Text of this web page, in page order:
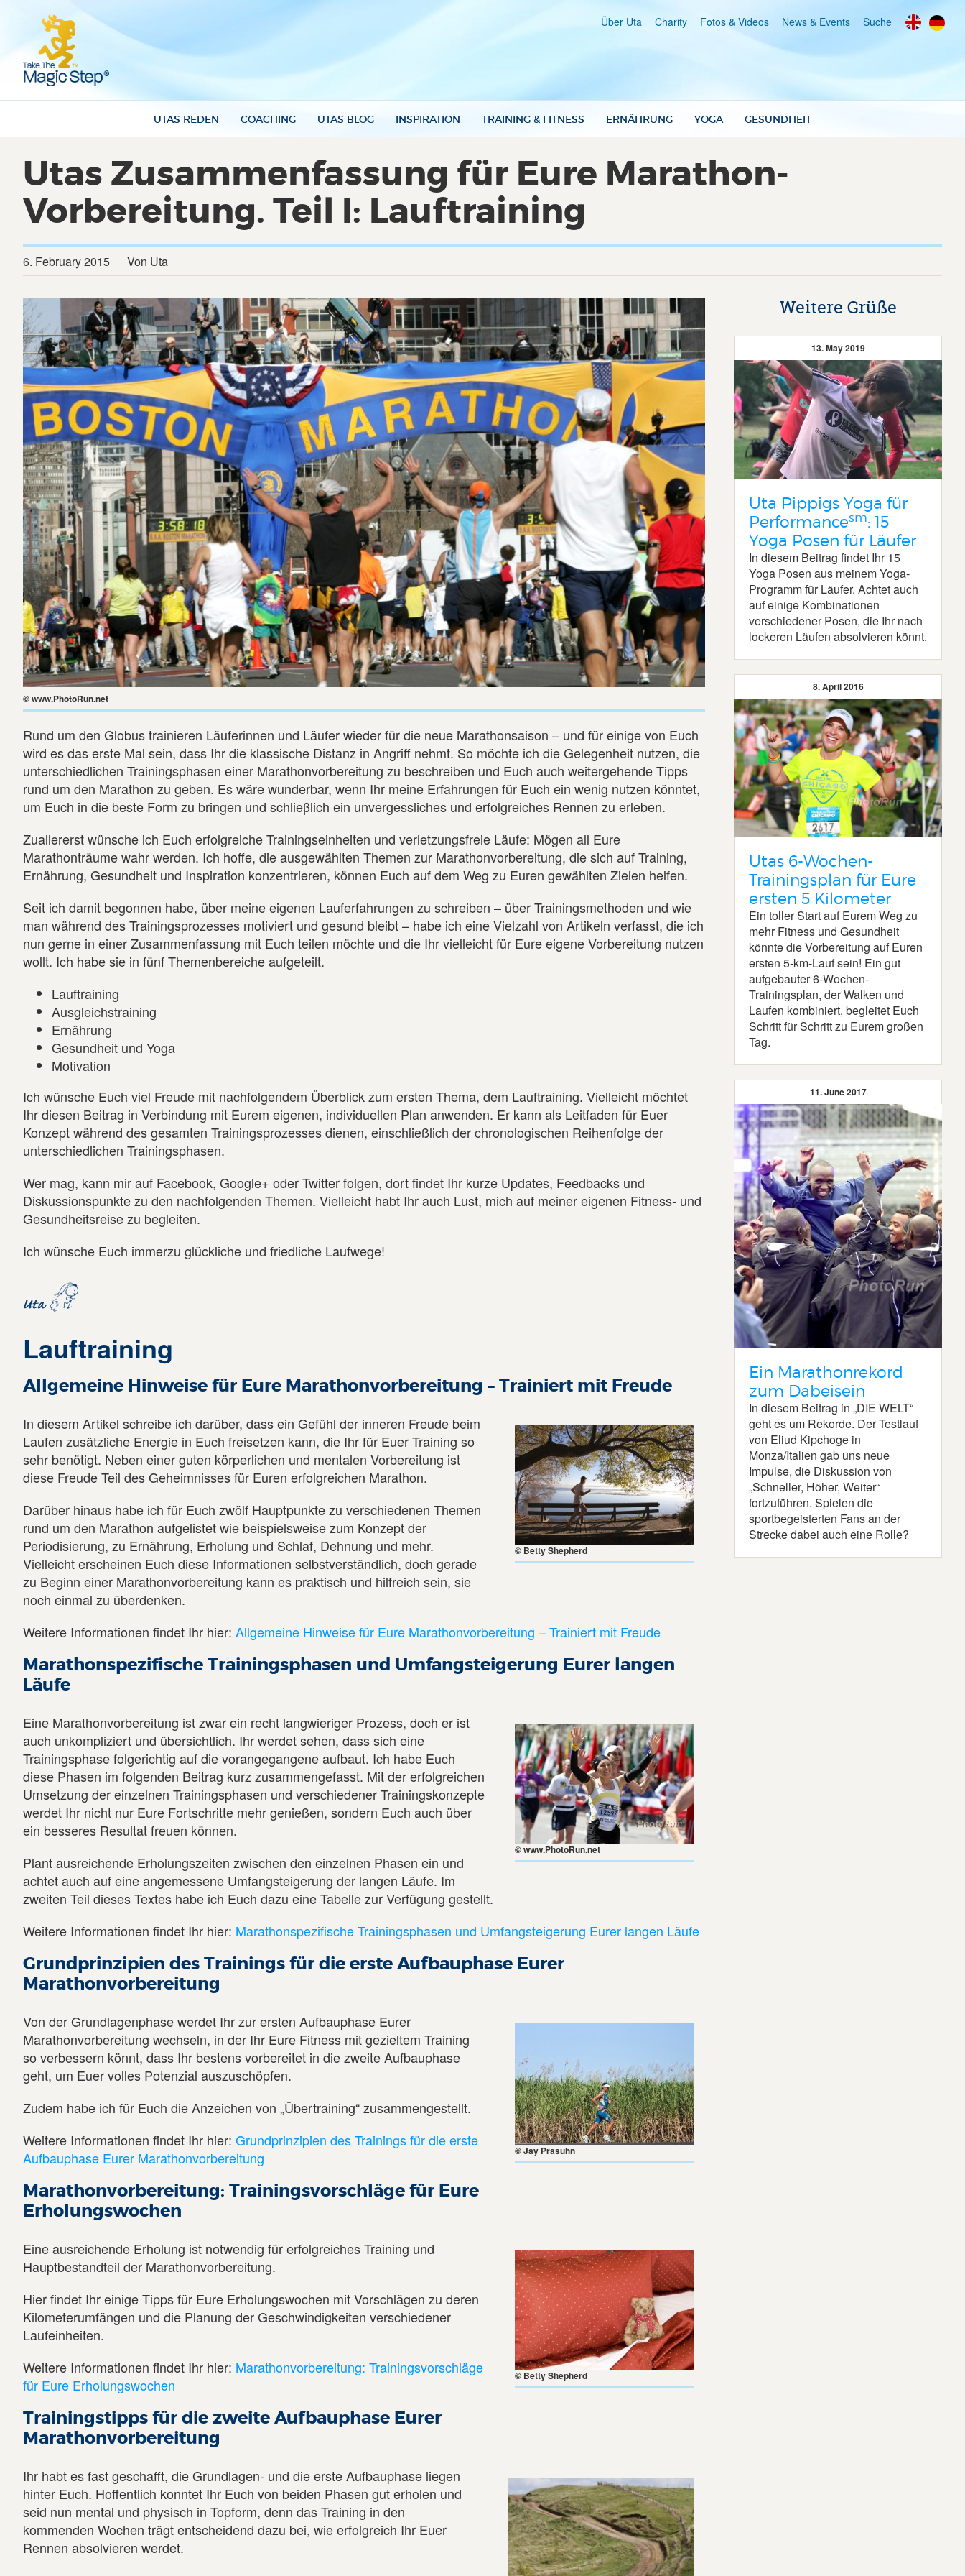
UTAS REDEN COACHING UTAS BLOG INSPIRATION TRAINING & FITNESS ERNÄHRUNG YOGA GESUNDHEIT
Über Uta Charity Fotos & Videos News & Events Suche
Utas Zusammenfassung für Eure Marathon-
Vorbereitung. Teil I: Lauftraining
6. February 2015 Von Uta
© www.PhotoRun.net
Rund um den Globus trainieren Läuferinnen und Läufer wieder für die neue Marathonsaison – und für einige von Euch
wird es das erste Mal sein, dass Ihr die klassische Distanz in Angriff nehmt. So möchte ich die Gelegenheit nutzen, die
unterschiedlichen Trainingsphasen einer Marathonvorbereitung zu beschreiben und Euch auch weitergehende Tipps
rund um den Marathon zu geben. Es wäre wunderbar, wenn Ihr meine Erfahrungen für Euch ein wenig nutzen könntet,
um Euch in die beste Form zu bringen und schlieβlich ein unvergessliches und erfolgreiches Rennen zu erleben.
Zuallererst wünsche ich Euch erfolgreiche Trainingseinheiten und verletzungsfreie Läufe: Mögen all Eure
Marathonträume wahr werden. Ich hoffe, die ausgewählten Themen zur Marathonvorbereitung, die sich auf Training,
Ernährung, Gesundheit und Inspiration konzentrieren, können Euch auf dem Weg zu Euren gewählten Zielen helfen.
Seit ich damit begonnen habe, über meine eigenen Lauferfahrungen zu schreiben – über Trainingsmethoden und wie
man während des Trainingsprozesses motiviert und gesund bleibt – habe ich eine Vielzahl von Artikeln verfasst, die ich
nun gerne in einer Zusammenfassung mit Euch teilen möchte und die Ihr vielleicht für Eure eigene Vorbereitung nutzen
wollt. Ich habe sie in fünf Themenbereiche aufgeteilt.
Lauftraining
Ausgleichstraining
Ernährung
Gesundheit und Yoga
Motivation
Ich wünsche Euch viel Freude mit nachfolgendem Überblick zum ersten Thema, dem Lauftraining. Vielleicht möchtet
Ihr diesen Beitrag in Verbindung mit Eurem eigenen, individuellen Plan anwenden. Er kann als Leitfaden für Euer
Konzept während des gesamten Trainingsprozesses dienen, einschließlich der chronologischen Reihenfolge der
unterschiedlichen Trainingsphasen.
Wer mag, kann mir auf Facebook, Google+ oder Twitter folgen, dort findet Ihr kurze Updates, Feedbacks und
Diskussionspunkte zu den nachfolgenden Themen. Vielleicht habt Ihr auch Lust, mich auf meiner eigenen Fitness- und
Gesundheitsreise zu begleiten.
Ich wünsche Euch immerzu glückliche und friedliche Laufwege!
Lauftraining
Allgemeine Hinweise für Eure Marathonvorbereitung – Trainiert mit Freude
© Betty Shepherd
In diesem Artikel schreibe ich darüber, dass ein Gefühl der inneren Freude beim
Laufen zusätzliche Energie in Euch freisetzen kann, die Ihr für Euer Training so
sehr benötigt. Neben einer guten körperlichen und mentalen Vorbereitung ist
diese Freude Teil des Geheimnisses für Euren erfolgreichen Marathon.
Darüber hinaus habe ich für Euch zwölf Hauptpunkte zu verschiedenen Themen
rund um den Marathon aufgelistet wie beispielsweise zum Konzept der
Periodisierung, zu Ernährung, Erholung und Schlaf, Dehnung und mehr.
Vielleicht erscheinen Euch diese Informationen selbstverständlich, doch gerade
zu Beginn einer Marathonvorbereitung kann es praktisch und hilfreich sein, sie
noch einmal zu überdenken.
Weitere Informationen findet Ihr hier: Allgemeine Hinweise für Eure Marathonvorbereitung – Trainiert mit Freude
Marathonspezifische Trainingsphasen und Umfangsteigerung Eurer langen
Läufe
© www.PhotoRun.net
Eine Marathonvorbereitung ist zwar ein recht langwieriger Prozess, doch er ist
auch unkompliziert und übersichtlich. Ihr werdet sehen, dass sich eine
Trainingsphase folgerichtig auf die vorangegangene aufbaut. Ich habe Euch
diese Phasen im folgenden Beitrag kurz zusammengefasst. Mit der erfolgreichen
Umsetzung der einzelnen Trainingsphasen und verschiedener Trainingskonzepte
werdet Ihr nicht nur Eure Fortschritte mehr genießen, sondern Euch auch über
ein besseres Resultat freuen können.
Plant ausreichende Erholungszeiten zwischen den einzelnen Phasen ein und
achtet auch auf eine angemessene Umfangsteigerung der langen Läufe. Im
zweiten Teil dieses Textes habe ich Euch dazu eine Tabelle zur Verfügung gestellt.
Weitere Informationen findet Ihr hier: Marathonspezifische Trainingsphasen und Umfangsteigerung Eurer langen Läufe
Grundprinzipien des Trainings für die erste Aufbauphase Eurer
Marathonvorbereitung
© Jay Prasuhn
Von der Grundlagenphase werdet Ihr zur ersten Aufbauphase Eurer
Marathonvorbereitung wechseln, in der Ihr Eure Fitness mit gezieltem Training
so verbessern könnt, dass Ihr bestens vorbereitet in die zweite Aufbauphase
geht, um Euer volles Potenzial auszuschöpfen.
Zudem habe ich für Euch die Anzeichen von „Übertraining“ zusammengestellt.
Weitere Informationen findet Ihr hier: Grundprinzipien des Trainings für die erste
Aufbauphase Eurer Marathonvorbereitung
Marathonvorbereitung: Trainingsvorschläge für Eure
Erholungswochen
© Betty Shepherd
Eine ausreichende Erholung ist notwendig für erfolgreiches Training und
Hauptbestandteil der Marathonvorbereitung.
Hier findet Ihr einige Tipps für Eure Erholungswochen mit Vorschlägen zu deren
Kilometerumfängen und die Planung der Geschwindigkeiten verschiedener
Laufeinheiten.
Weitere Informationen findet Ihr hier: Marathonvorbereitung: Trainingsvorschläge
für Eure Erholungswochen
Trainingstipps für die zweite Aufbauphase Eurer
Marathonvorbereitung
Ihr habt es fast geschafft, die Grundlagen- und die erste Aufbauphase liegen
hinter Euch. Hoffentlich konntet Ihr Euch von beiden Phasen gut erholen und
seid nun mental und physisch in Topform, denn das Training in den
kommenden Wochen trägt entscheidend dazu bei, wie erfolgreich Ihr Euer
Rennen absolvieren werdet.
Weitere Grüße
13. May 2019
Uta Pippigs Yoga für
Performancesm: 15
Yoga Posen für Läufer
In diesem Beitrag findet Ihr 15
Yoga Posen aus meinem Yoga-
Programm für Läufer. Achtet auch
auf einige Kombinationen
verschiedener Posen, die Ihr nach
lockeren Läufen absolvieren könnt.
8. April 2016
Utas 6-Wochen-
Trainingsplan für Eure
ersten 5 Kilometer
Ein toller Start auf Eurem Weg zu
mehr Fitness und Gesundheit
könnte die Vorbereitung auf Euren
ersten 5-km-Lauf sein! Ein gut
aufgebauter 6-Wochen-
Trainingsplan, der Walken und
Laufen kombiniert, begleitet Euch
Schritt für Schritt zu Eurem großen
Tag.
11. June 2017
Ein Marathonrekord
zum Dabeisein
In diesem Beitrag in „DIE WELT“
geht es um Rekorde. Der Testlauf
von Eliud Kipchoge in
Monza/Italien gab uns neue
Impulse, die Diskussion von
„Schneller, Höher, Weiter“
fortzuführen. Spielen die
sportbegeisterten Fans an der
Strecke dabei auch eine Rolle?